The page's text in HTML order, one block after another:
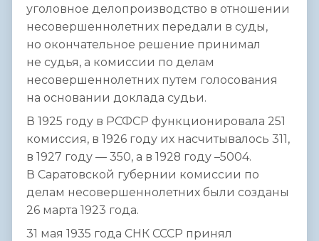
уголовное делопроизводство в отношении
несовершеннолетних передали в суды,
но окончательное решение принимал
не судья, а комиссии по делам
несовершеннолетних путем голосования
на основании доклада судьи.
В 1925 году в РСФСР функционировала 251
комиссия, в 1926 году их насчитывалось 311,
в 1927 году — 350, а в 1928 году –5004.
В Саратовской губернии комиссии по
делам несовершеннолетних были созданы
26 марта 1923 года.
31 мая 1935 года СНК СССР принял